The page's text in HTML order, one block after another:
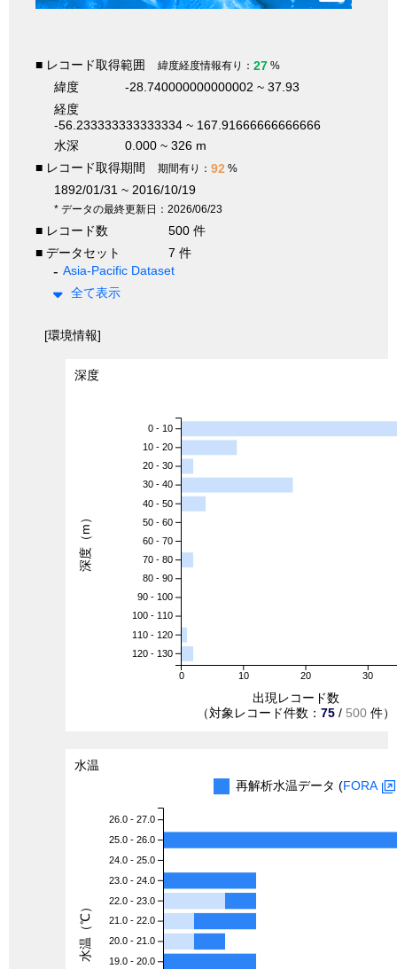
■ レコード取得範囲 緯度経度情報有り： 27 %
緯度
-28.740000000000002 ~ 37.93
経度
-56.233333333333334 ~ 167.91666666666666
水深
0.000 ~ 326 m
■ レコード取得期間
期間有り： 92 %
1892/01/31 ~ 2016/10/19
* データの最終更新日：2026/06/23
■ レコード数
500 件
■ データセット
7 件
Asia-Pacific Dataset
全て表示
[環境情報]
深度
0 10 20 30
0 - 10
10 - 20
20 - 30
30 - 40
40 - 50
50 - 60
60 - 70
70 - 80
80 - 90
90 - 100
100 - 110
110 - 120
120 - 130
出現レコード数
（対象レコード件数： 75 / 500 件）
深度（m）
水温
再解析水温データ (FORA
26.0 - 27.0
25.0 - 26.0
24.0 - 25.0
23.0 - 24.0
22.0 - 23.0
21.0 - 22.0
20.0 - 21.0
19.0 - 20.0
水温（℃）